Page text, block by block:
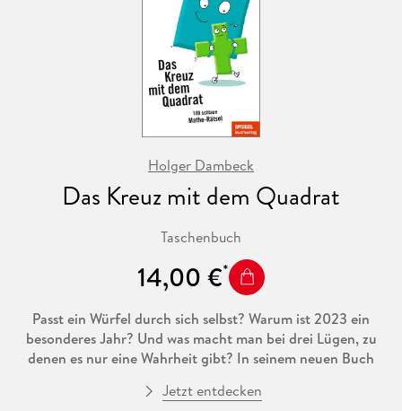
Holger Dambeck
Das Kreuz mit dem Quadrat
Taschenbuch
14,00 €
Passt ein Würfel durch sich selbst? Warum ist 2023 ein
besonderes Jahr? Und was macht man bei drei Lügen, zu
denen es nur eine Wahrheit gibt? In seinem neuen Buch
Holger Dambeck 100 neue Rätsel, die zum Denken und
Jetzt entdecken